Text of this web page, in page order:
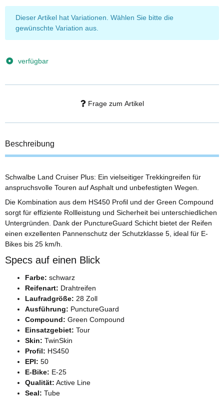
x
Dieser Artikel hat Variationen. Wählen Sie bitte die
gewünschte Variation aus.
verfügbar
Frage zum Artikel
Beschreibung
Schwalbe Land Cruiser Plus: Ein vielseitiger Trekkingreifen für
anspruchsvolle Touren auf Asphalt und unbefestigten Wegen.
Die Kombination aus dem HS450 Profil und der Green Compound
sorgt für effiziente Rollleistung und Sicherheit bei unterschiedlichen
Untergründen. Dank der PunctureGuard Schicht bietet der Reifen
einen exzellenten Pannenschutz der Schutzklasse 5, ideal für E-
Bikes bis 25 km/h.
Specs auf einen Blick
Farbe: schwarz
Reifenart: Drahtreifen
Laufradgröße: 28 Zoll
Ausführung: PunctureGuard
Compound: Green Compound
Einsatzgebiet: Tour
Skin: TwinSkin
Profil: HS450
EPI: 50
E-Bike: E-25
Qualität: Active Line
Seal: Tube